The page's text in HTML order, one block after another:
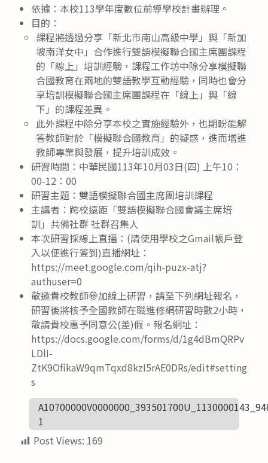
依據：本校113學年度數位前導學校計畫辦理。
目的：
課程將透過分享「新北市南山高級中學」與「新加
坡南洋女中」合作進行雙語模擬聯合國主席團課程
的「線上」培訓經驗，課程工作坊中除分享模擬聯
合國教育在兩地的雙語教學互動經驗，同時也會分
享培訓模擬聯合國主席團課程在「線上」與「線
下」的課程差異。
此外課程中除分享本校之實施經驗外，也期盼能解
答教師對於「模擬聯合國教育」的疑惑，進而增進
教師專業與發展，提升培訓成效。
研習時間：中華民國113年10月03日(四) 上午10：
00-12：00
研習主題：雙語模擬聯合國主席團培訓課程
主講者：跨校遠距「雙語模擬聯合國會議主席培
訓」共備社群 社群召集人
本次研習採線上直播：(請使用學校之Gmail帳戶登
入以便進行簽到)直播網址：
https://meet.google.com/qih-puzx-atj?
authuser=0
敬邀貴校教師參加線上研習，請至下列網址報名，
研習後將核予全國教師在職進修網研習時數2小時，
敬請貴校惠予同意公(差)假。報名網址：
https://docs.google.com/forms/d/1g4dBmQRPv
LDlI-
ZtK9OfikaW9qmTqxd8kzI5rAE0DRs/edit#setting
s
1
Post Views: 169